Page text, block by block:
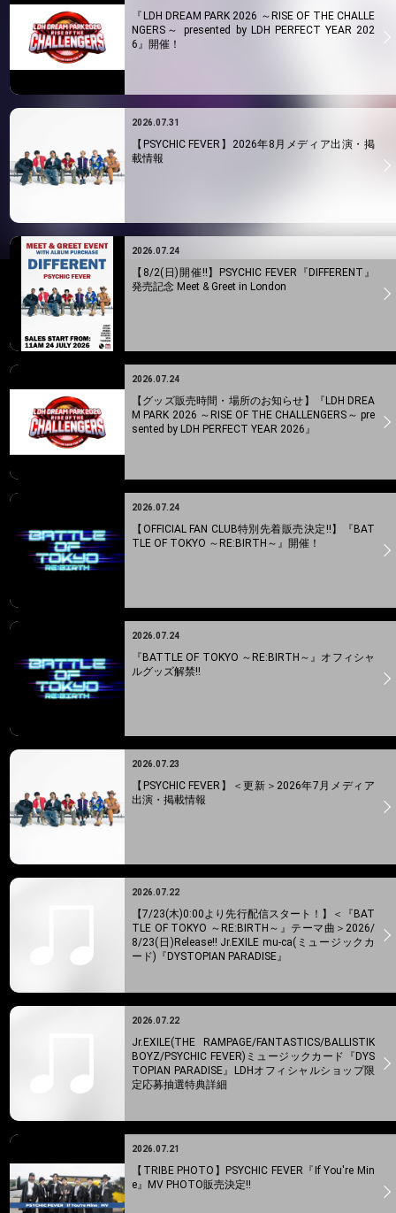
『LDH DREAM PARK 2026 ～RISE OF THE CHALLE
NGERS～ presented by LDH PERFECT YEAR 202
6』開催！
2026.07.31
【PSYCHIC FEVER】2026年8月メディア出演・掲
載情報
2026.07.24
【8/2(日)開催!!】PSYCHIC FEVER『DIFFERENT』
発売記念 Meet & Greet in London
2026.07.24
【グッズ販売時間・場所のお知らせ】『LDH DREA
M PARK 2026 ～RISE OF THE CHALLENGERS～ pre
sented by LDH PERFECT YEAR 2026』
2026.07.24
【OFFICIAL FAN CLUB特別先着販売決定!!】『BAT
TLE OF TOKYO ～RE:BIRTH～』開催！
2026.07.24
『BATTLE OF TOKYO ～RE:BIRTH～』オフィシャ
ルグッズ解禁!!
2026.07.23
【PSYCHIC FEVER】＜更新＞2026年7月メディア
出演・掲載情報
2026.07.22
【7/23(木)0:00より先行配信スタート！】＜『BAT
TLE OF TOKYO ～RE:BIRTH～』テーマ曲＞2026/
8/23(日)Release!! Jr.EXILE mu-ca(ミュージックカ
ード)『DYSTOPIAN PARADISE』
2026.07.22
Jr.EXILE(THE RAMPAGE/FANTASTICS/BALLISTIK
BOYZ/PSYCHIC FEVER)ミュージックカード『DYS
TOPIAN PARADISE』LDHオフィシャルショップ限
定応募抽選特典詳細
2026.07.21
【TRIBE PHOTO】PSYCHIC FEVER『If You're Min
e』MV PHOTO販売決定!!